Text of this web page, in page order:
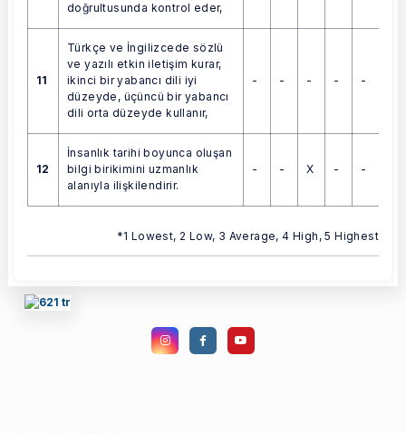
doğrultusunda kontrol eder,
11
Türkçe ve İngilizcede sözlü
ve yazılı etkin iletişim kurar,
ikinci bir yabancı dili iyi
düzeyde, üçüncü bir yabancı
dili orta düzeyde kullanır,
- - - - -
12
İnsanlık tarihi boyunca oluşan
bilgi birikimini uzmanlık
alanıyla ilişkilendirir.
- - X - -
*1 Lowest, 2 Low, 3 Average, 4 High, 5 Highest